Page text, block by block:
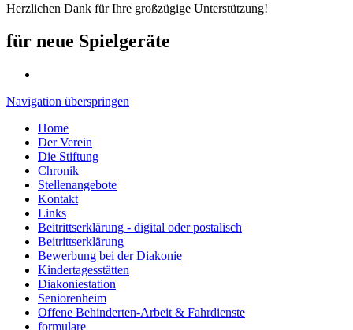
Herzlichen Dank für Ihre großzügige Unterstützung!
für neue Spielgeräte
Navigation überspringen
Home
Der Verein
Die Stiftung
Chronik
Stellenangebote
Kontakt
Links
Beitrittserklärung - digital oder postalisch
Beitrittserklärung
Bewerbung bei der Diakonie
Kindertagesstätten
Diakoniestation
Seniorenheim
Offene Behinderten-Arbeit & Fahrdienste
formulare